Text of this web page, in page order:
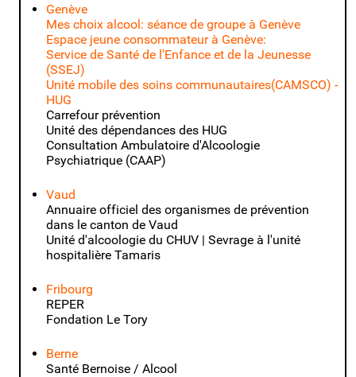
Genève
Mes choix alcool: séance de groupe à Genève
Espace jeune consommateur à Genève:
Service de Santé de l'Enfance et de la Jeunesse
(SSEJ)
Unité mobile des soins communautaires(CAMSCO) -
HUG
Carrefour prévention
Unité des dépendances des HUG
Consultation Ambulatoire d'Alcoologie
Psychiatrique (CAAP)
Vaud
Annuaire officiel des organismes de prévention
dans le canton de Vaud
Unité d'alcoologie du CHUV | Sevrage à l'unité
hospitalière Tamaris
Fribourg
REPER
Fondation Le Tory
Berne
Santé Bernoise / Alcool